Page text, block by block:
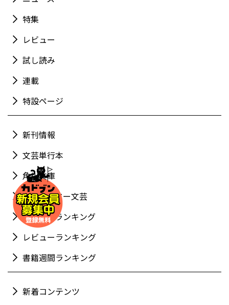
特集
レビュー
試し読み
連載
特設ページ
新刊情報
文芸単行本
角川文庫
キャラクター文芸
アクセスランキング
レビューランキング
書籍週間ランキング
新着コンテンツ